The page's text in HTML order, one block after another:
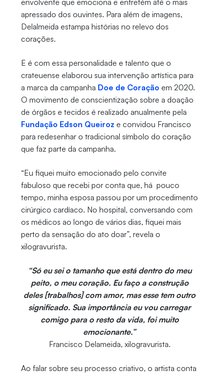
envolvente que emociona e entretém até o mais
apressado dos ouvintes. Para além de imagens,
Delalmeida estampa histórias no relevo dos
corações.
E é com essa personalidade e talento que o
crateuense elaborou sua intervenção artística para
a marca da campanha Doe de Coração em 2020.
O movimento de conscientização sobre a doação
de órgãos e tecidos é realizado anualmente pela
Fundação Edson Queiroz e convidou Francisco
para redesenhar o tradicional símbolo do coração
que faz parte da campanha.
“Eu fiquei muito emocionado pelo convite
fabuloso que recebi por conta que, há pouco
tempo, minha esposa passou por um procedimento
cirúrgico cardíaco. No hospital, conversando com
os médicos ao longo de vários dias, fiquei mais
perto da sensação do ato doar”, revela o
xilogravurista.
“Só eu sei o tamanho que está dentro do meu
peito, o meu coração. Eu faço a construção
deles [trabalhos] com amor, mas esse tem outro
significado. Sua importância eu vou carregar
comigo para o resto da vida, foi muito
emocionante.”
Francisco Delameida, xilogravurista.
Ao falar sobre seu processo criativo, o artista conta